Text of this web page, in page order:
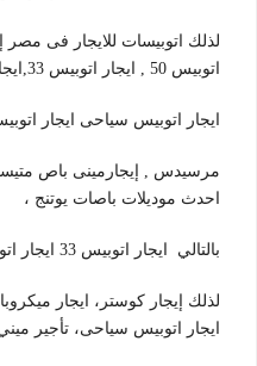
لذلك اتوبيسات للايجار فى مصر
اتوبيس 50 , ايجار اتوبيس 33,ايجار اتوبيس 28,
ايجار اتوبيس سياحى ايجار
مرسيدس , إيجارمينى باص
احدث موديلات باصات يوتنج ،
بالتالي ايجار اتوبيس 33 ايجار اتوبيس 28
لذلك إيجار كوستر، ايجار
ايجار اتوبيس سياحى، تأجير